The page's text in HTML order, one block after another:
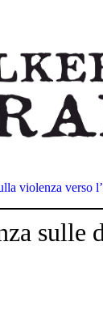
violenza verso
sulle